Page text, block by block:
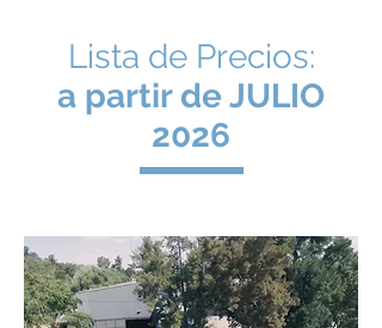
Lista de Precios:
a partir de JULIO
2026